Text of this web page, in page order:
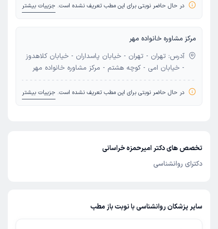
در حال حاضر نوبتی برای این مطب تعریف نشده است. جزییات بیشتر
مرکز مشاوره خانواده مهر
آدرس: تهران - تهران - خیابان پاسداران - خیابان کلاهدوز
- خیابان امی - کوچه هشتم - مرکز مشاوره خانواده مهر
در حال حاضر نوبتی برای این مطب تعریف نشده است. جزییات بیشتر
تخصص های دکتر امیرحمزه خراسانی
دکترای روانشناسی
سایر پزشکان روانشناسی با نوبت باز مطب